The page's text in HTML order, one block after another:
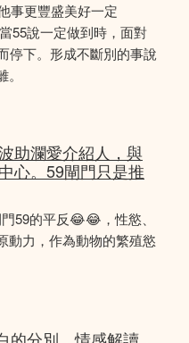
事更豐盛美好一定
55說一定做到時，面對
停下。形成不斷別的事說
助瀾愛介紹人，與
心。59閘門只是推
59的平反😂😂，性慾、
動力，作為動物的繁殖慾